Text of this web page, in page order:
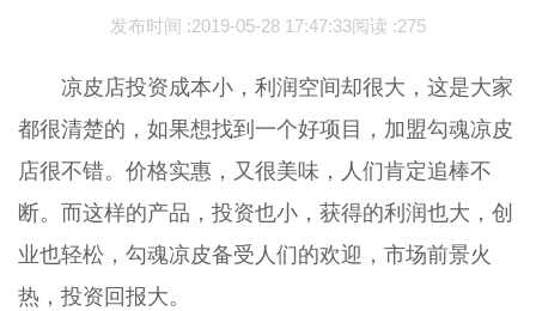
发布时间 :2019-05-28 17:47:33阅读 :275
凉皮店投资成本小，利润空间却很大，这是大家
都很清楚的，如果想找到一个好项目，加盟勾魂凉皮
店很不错。价格实惠，又很美味，人们肯定追棒不
断。而这样的产品，投资也小，获得的利润也大，创
业也轻松，勾魂凉皮备受人们的欢迎，市场前景火
热，投资回报大。